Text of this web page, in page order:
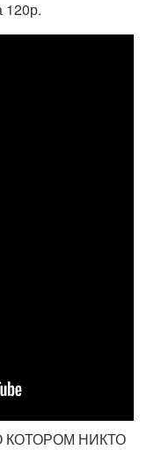
120р.
КОТОРОМ НИКТО